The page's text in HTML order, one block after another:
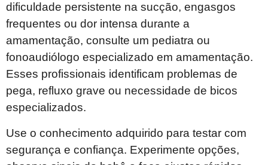
dificuldade persistente na sucção, engasgos
frequentes ou dor intensa durante a
amamentação, consulte um pediatra ou
fonoaudiólogo especializado em amamentação.
Esses profissionais identificam problemas de
pega, refluxo grave ou necessidade de bicos
especializados.
Use o conhecimento adquirido para testar com
segurança e confiança. Experimente opções,